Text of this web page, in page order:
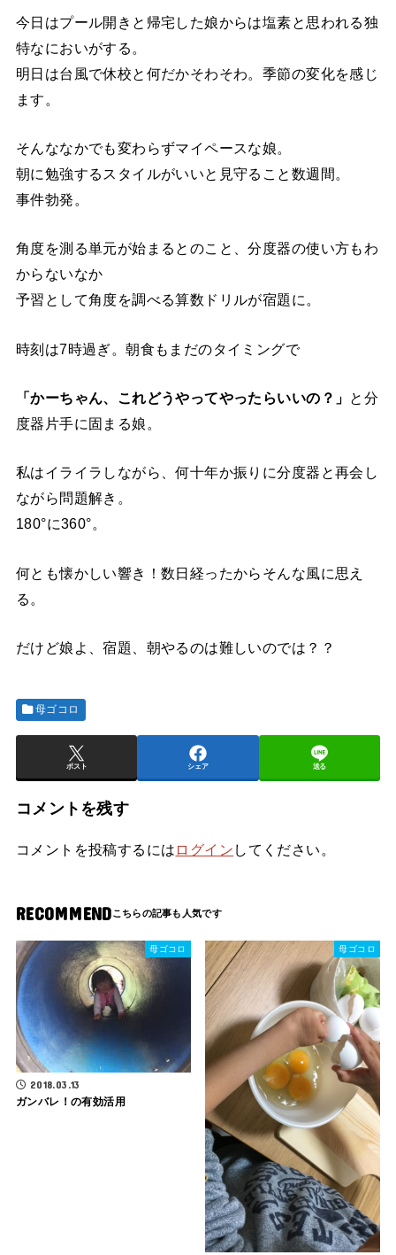
今日はプール開きと帰宅した娘からは塩素と思われる独
特なにおいがする。
明日は台風で休校と何だかそわそわ。季節の変化を感じ
ます。
そんななかでも変わらずマイペースな娘。
朝に勉強するスタイルがいいと見守ること数週間。
事件勃発。
角度を測る単元が始まるとのこと、分度器の使い方もわ
からないなか
予習として角度を調べる算数ドリルが宿題に。
時刻は7時過ぎ。朝食もまだのタイミングで
「かーちゃん、これどうやってやったらいいの？」 と分
度器片手に固まる娘。
私はイライラしながら、何十年か振りに分度器と再会し
ながら問題解き。
180°に360°。
何とも懐かしい響き！数日経ったからそんな風に思え
る。
だけど娘よ、宿題、朝やるのは難しいのでは？？
母ゴコロ
ポスト シェア 送る
コメントを残す
コメントを投稿するには ログイン してください。
RECOMMEND
母ゴコロ
2018.03.13
ガンバレ！の有効活用
母ゴコロ